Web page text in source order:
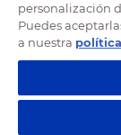
personalización
Puedes
a nuestra